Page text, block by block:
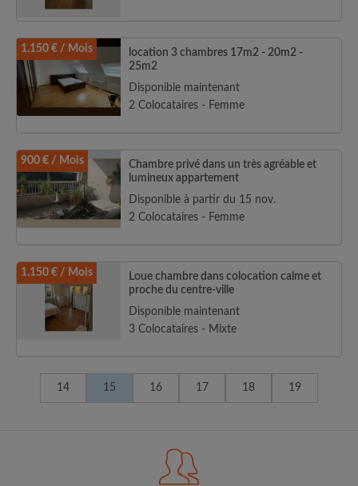
1.150 € / Mois
location 3 chambres 17m2 - 20m2 -
25m2
Disponible maintenant
2 Colocataires - Femme
900 € / Mois
Chambre privé dans un très agréable et
lumineux appartement
Disponible à partir du 15 nov.
2 Colocataires - Femme
1.150 € / Mois
Loue chambre dans colocation calme et
proche du centre-ville
Disponible maintenant
3 Colocataires - Mixte
14 15 16 17 18 19